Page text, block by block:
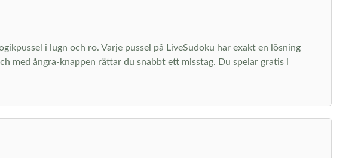
i lugn och ro. Varje pussel på LiveSudoku har exakt en lösning
med ångra-knappen rättar du snabbt ett misstag. Du spelar gratis i